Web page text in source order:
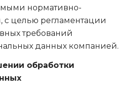
нормативно-
с целью регламентации
требований
данных компанией.
обработки